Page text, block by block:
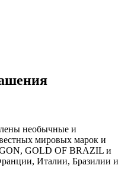
необычные и
мировых марок и
GOLD OF BRAZIL и
Италии, Бразилии и